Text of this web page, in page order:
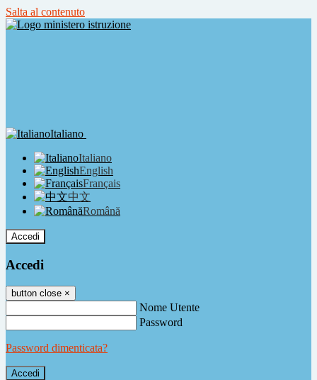
Salta al contenuto
Italiano
Italiano
English
Français
中文
Română
Accedi
Accedi
button close ×
Nome Utente
Password
Password dimenticata?